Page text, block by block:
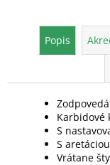
Popis
Karbidové
S
S
Vrátane